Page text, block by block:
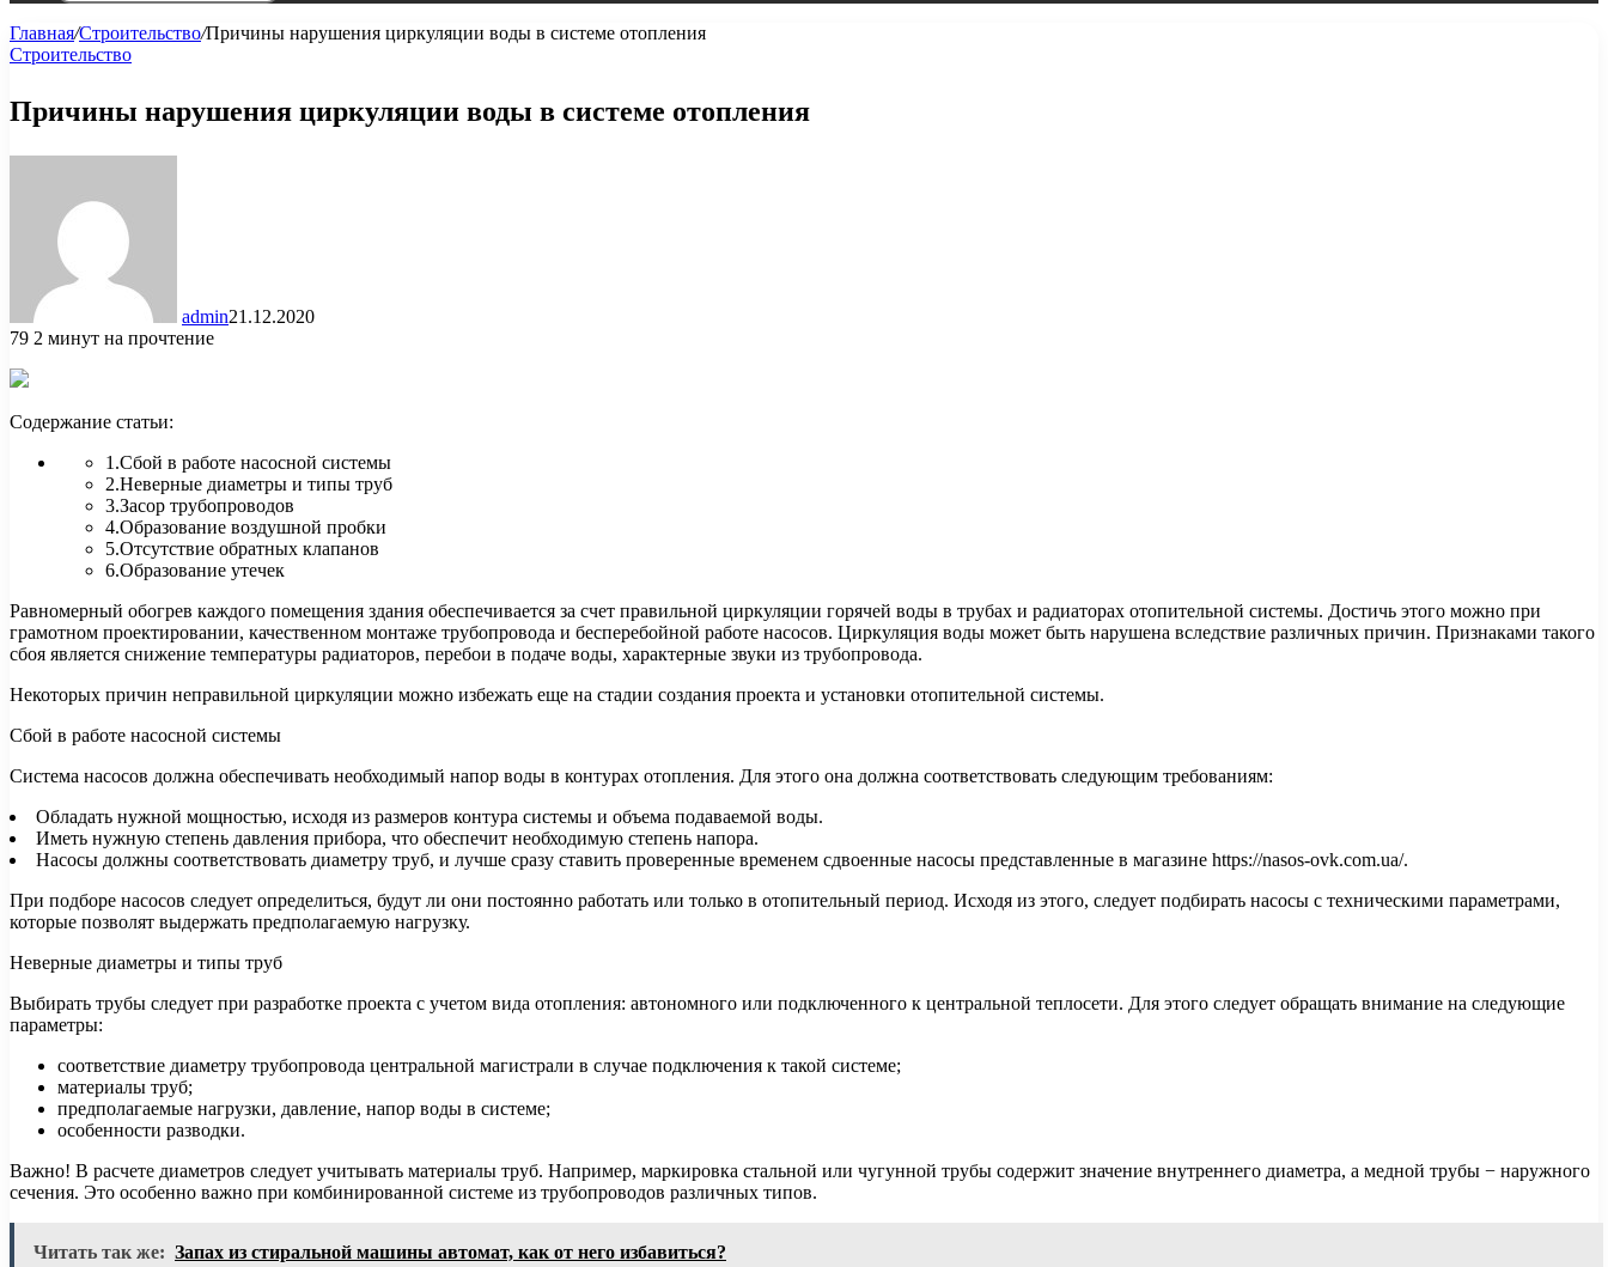
Поиск...
Главная/Строительство/Причины нарушения циркуляции воды в системе отопления
Строительство
Причины нарушения циркуляции воды в системе отопления
admin21.12.2020
79 2 минут на прочтение
Содержание статьи:
1.Сбой в работе насосной системы
2.Неверные диаметры и типы труб
3.Засор трубопроводов
4.Образование воздушной пробки
5.Отсутствие обратных клапанов
6.Образование утечек
Равномерный обогрев каждого помещения здания обеспечивается за счет правильной циркуляции горячей воды в трубах и радиаторах отопительной системы. Достичь этого можно при
грамотном проектировании, качественном монтаже трубопровода и бесперебойной работе насосов. Циркуляция воды может быть нарушена вследствие различных причин. Признаками такого
сбоя является снижение температуры радиаторов, перебои в подаче воды, характерные звуки из трубопровода.
Некоторых причин неправильной циркуляции можно избежать еще на стадии создания проекта и установки отопительной системы.
Сбой в работе насосной системы
Система насосов должна обеспечивать необходимый напор воды в контурах отопления. Для этого она должна соответствовать следующим требованиям:
Обладать нужной мощностью, исходя из размеров контура системы и объема подаваемой воды.
Иметь нужную степень давления прибора, что обеспечит необходимую степень напора.
Насосы должны соответствовать диаметру труб, и лучше сразу ставить проверенные временем сдвоенные насосы представленные в магазине https://nasos-ovk.com.ua/.
При подборе насосов следует определиться, будут ли они постоянно работать или только в отопительный период. Исходя из этого, следует подбирать насосы с техническими параметрами,
которые позволят выдержать предполагаемую нагрузку.
Неверные диаметры и типы труб
Выбирать трубы следует при разработке проекта с учетом вида отопления: автономного или подключенного к центральной теплосети. Для этого следует обращать внимание на следующие
параметры:
соответствие диаметру трубопровода центральной магистрали в случае подключения к такой системе;
материалы труб;
предполагаемые нагрузки, давление, напор воды в системе;
особенности разводки.
Важно! В расчете диаметров следует учитывать материалы труб. Например, маркировка стальной или чугунной трубы содержит значение внутреннего диаметра, а медной трубы − наружного
сечения. Это особенно важно при комбинированной системе из трубопроводов различных типов.
Читать так же: Запах из стиральной машины автомат, как от него избавиться?